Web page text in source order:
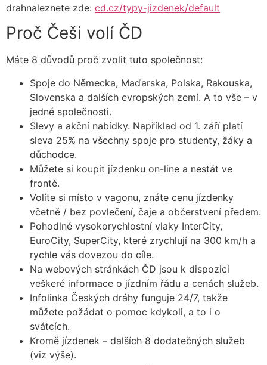
drahnaleznete zde: cd.cz/typy-jizdenek/default
Proč Češi volí ČD
Máte 8 důvodů proč zvolit tuto společnost:
Spoje do Německa, Maďarska, Polska, Rakouska,
Slovenska a dalších evropských zemí. A to vše – v
jedné společnosti.
Slevy a akční nabídky. Například od 1. září platí
sleva 25% na všechny spoje pro studenty, žáky a
důchodce.
Můžete si koupit jízdenku on-line a nestát ve
frontě.
Volíte si místo v vagonu, znáte cenu jízdenky
včetně / bez povlečení, čaje a občerstvení předem.
Pohodlné vysokorychlostní vlaky InterCity,
EuroCity, SuperCity, které zrychlují na 300 km/h a
rychle vás dovezou do cíle.
Na webových stránkách ČD jsou k dispozici
veškeré informace o jízdním řádu a cenách služeb.
Infolinka Českých dráhy funguje 24/7, takže
můžete požádat o pomoc kdykoli, a to i o
svátcích.
Kromě jízdenek – dalších 8 dodatečných služeb
(viz výše).